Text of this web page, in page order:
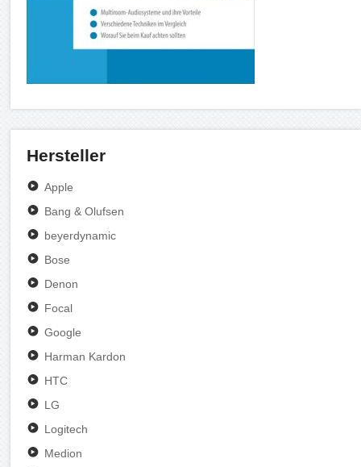
Hersteller
Apple
Bang & Olufsen
beyerdynamic
Bose
Denon
Focal
Google
Harman Kardon
HTC
LG
Logitech
Medion